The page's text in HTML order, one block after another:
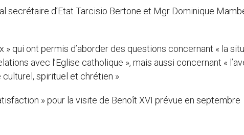
secrétaire d’Etat Tarcisio Bertone et Mgr Dominique
» qui ont permis d’aborder des questions concernant « la
avec l’Eglise catholique », mais aussi concernant «
culturel, spirituel et chrétien ».
» pour la visite de Benoît XVI prévue en septembre